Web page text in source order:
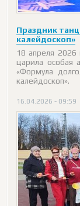
Праздник
калейдоскоп»
18 апреля 2026
царила особая
«Формула
калейдоскоп».
16.04.2026 - 09:59